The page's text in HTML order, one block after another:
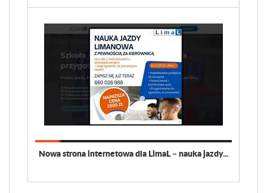
Nowa strona internetowa dla LimaL – nauka jazdy...